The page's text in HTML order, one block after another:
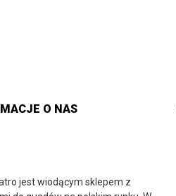
O NAS
jest wiodącym sklepem z